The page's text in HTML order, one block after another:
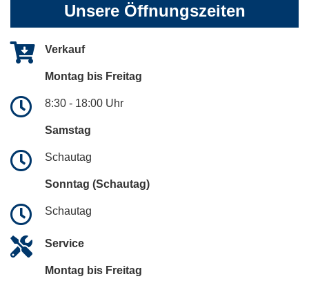
Unsere Öffnungszeiten
Verkauf
Montag bis Freitag
8:30 - 18:00 Uhr
Samstag
Schautag
Sonntag (Schautag)
Schautag
Service
Montag bis Freitag